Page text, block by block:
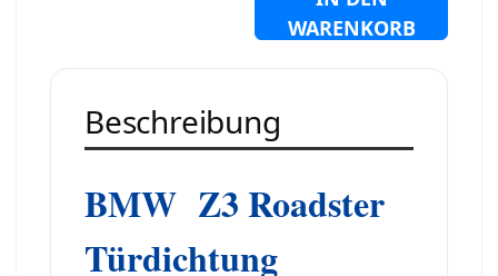
WARENKORB
Beschreibung
BMW Z3 Roadster
Türdichtung